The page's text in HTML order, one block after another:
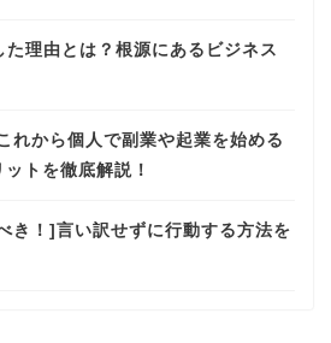
理由とは？根源にあるビジネス
れから個人で副業や起業を始める
トを徹底解説！
き！]言い訳せずに行動する方法を